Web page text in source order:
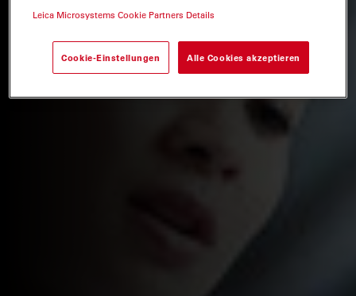
Leica Microsystems Cookie Partners Details
Cookie-Einstellungen Alle Cookies akzeptieren